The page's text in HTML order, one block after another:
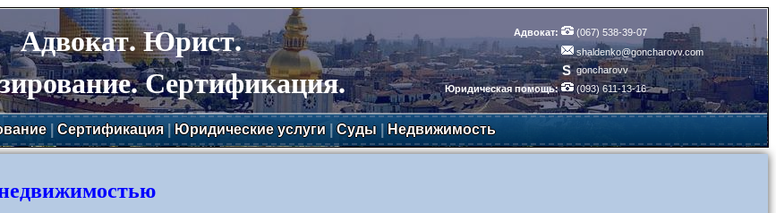
Адвокат. Юрист.
Сертификация.
Адвокат:
(067) 538-39-07
shaldenko@goncharovv.com
S goncharovv
Юридическая помощь:
(093) 611-13-16
|Сертификация| Юридические услуги|Суды| Недвижимость